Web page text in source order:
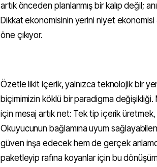
artık önceden planlanmış bir kalıp değil;
Dikkat ekonomisinin yerini niyet
öne çıkıyor.
Özetle likit içerik, yalnızca teknolojik bir
biçimimizin köklü bir paradigma
için mesaj artık net: Tek tip içerik
Okuyucunun bağlamına uyum
güven inşa edecek hem de gerçek
paketleyip rafına koyanlar için bu